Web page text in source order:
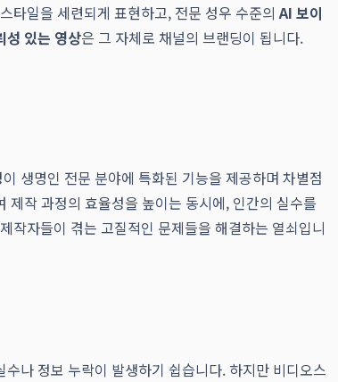
타일을 세련되게 표현하고, 전문 성우 수준의AI 보이
성 있는 영상은 그 자체로 채널의 브랜딩이 됩니다.
생명인 전문 분야에 특화된 기능을 제공하며 차별점
작 과정의 효율성을 높이는 동시에, 인간의 실수를
제작자들이 겪는 고질적인 문제들을 해결하는 열쇠입니
나 정보 누락이 발생하기 쉽습니다. 하지만 비디오스